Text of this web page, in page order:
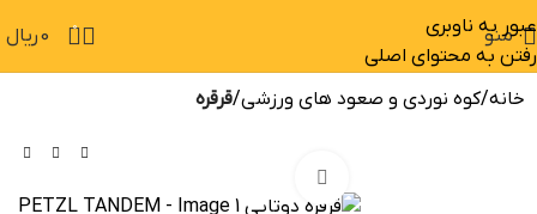
عبور به ناوبری
رفتن به محتوای اصلی
منو 0
0ریال
خانه کوه نوردی و صعود های ورزشی قرقره